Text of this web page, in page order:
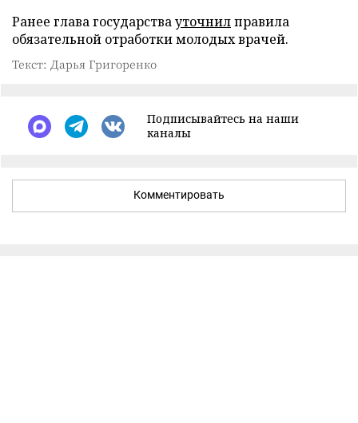
Ранее глава государствауточнилправила
обязательной отработки молодых врачей.
Текст: Дарья Григоренко
Подписывайтесь на наши
каналы
Комментировать